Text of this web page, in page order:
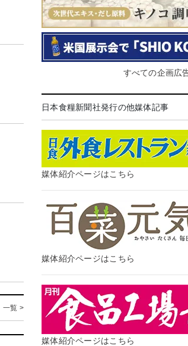
一覧 >
すべての企画広
日本食糧新聞社発行の他媒体記事
媒体紹介ページはこちら
媒体紹介ページはこちら
媒体紹介ページはこちら